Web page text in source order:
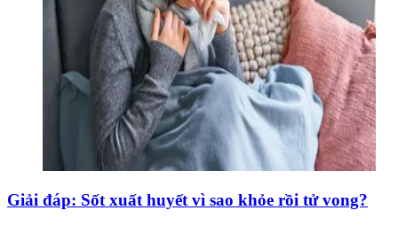
Giải đáp: Sốt xuất huyết vì sao khỏe rồi tử vong?